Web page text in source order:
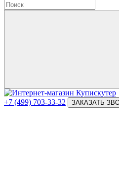
+7 (499) 703-33-32 ЗАКАЗАТЬ